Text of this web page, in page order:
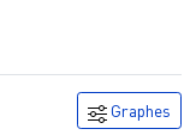
Graphes